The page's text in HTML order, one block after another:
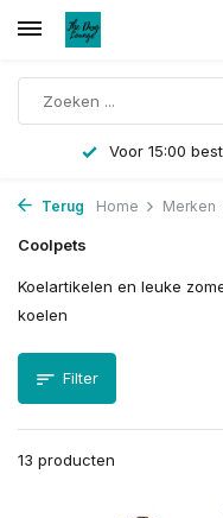
Voor 15:00
Terug Home Merken
Coolpets
Koelartikelen en leuke
koelen
Filter
13 producten